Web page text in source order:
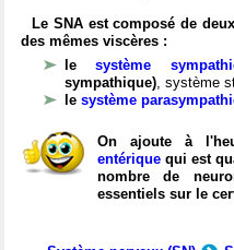
Le SNA est composé de
des mêmes viscères :
lesystème
sympathique), système
le système
On ajoute à
entérique qui est
nombre de
essentiels sur le